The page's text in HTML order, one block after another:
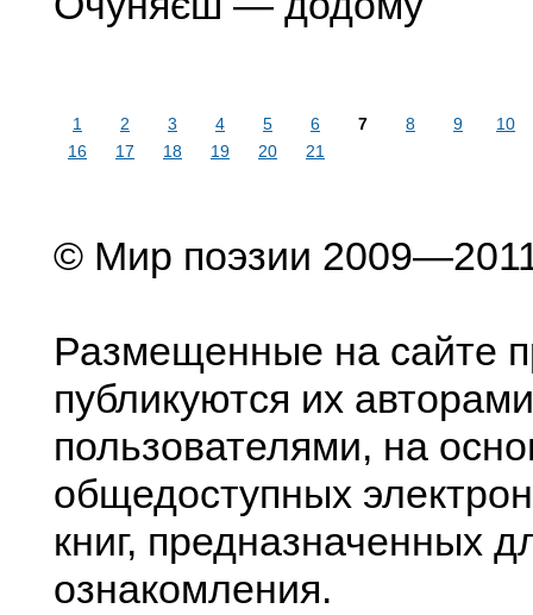
1 2 3 4 5 6 7 8 9
10
16
17 18 19 20 21
© Мир поэзии
Размещенные на сайте
публикуются их
пользователями, на
общедоступных
книг, предназначенных
ознакомления.